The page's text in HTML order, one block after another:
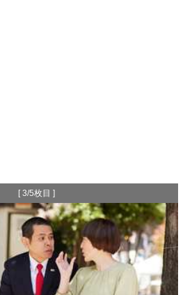
[ 3/5枚目 ]